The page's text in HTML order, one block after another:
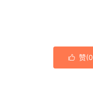
 赞(0